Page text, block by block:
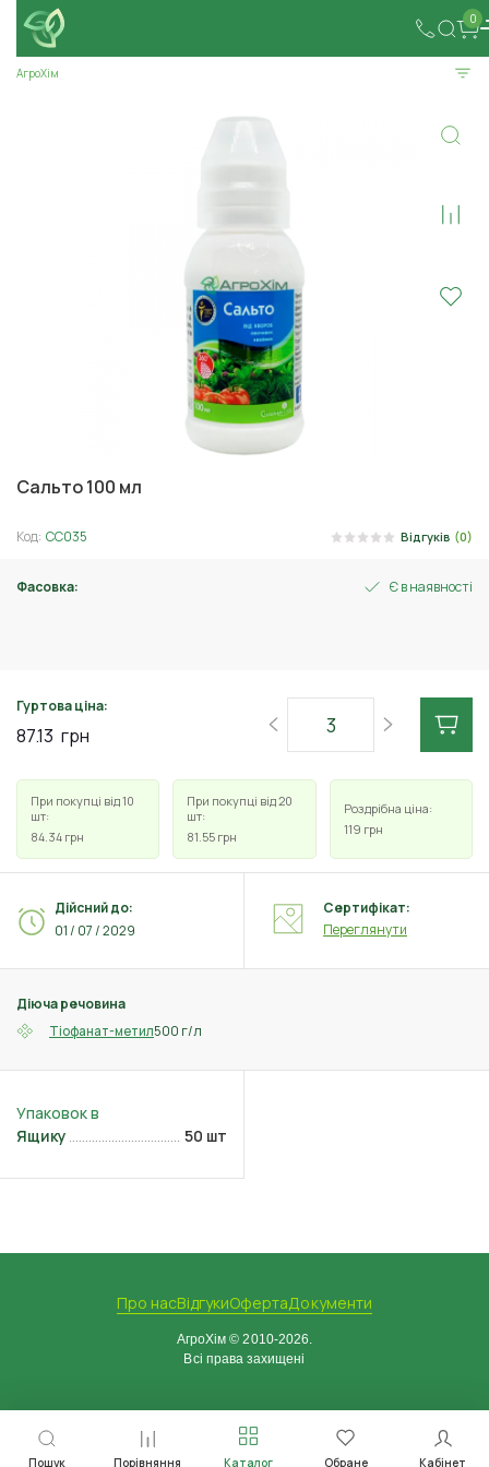
0
Пошук Порівняння Каталог Обране Кабінет
АгроХім
Сальто 100 мл
Код: СС035 Відгуків (0)
Фасовка: Є в наявності
Гуртова ціна:
87.13 грн
При покупці від 10
шт:
84.34 грн
При покупці від 20
шт:
81.55 грн
Роздрібна ціна:
119 грн
Діюча речовина
Тіофанат-метил500 г/л
Дійсний до:
01 / 07 / 2029
Сертифікат:
Переглянути
Ящику 50 шт
Про насВідгукиОфертаДокументи
АгроХім © 2010-2026.
Всі права захищені